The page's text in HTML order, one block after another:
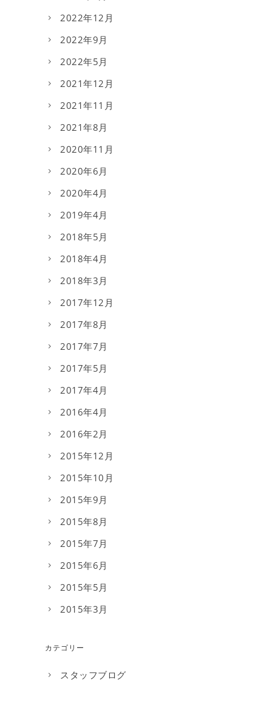
2022年12月
2022年9月
2022年5月
2021年12月
2021年11月
2021年8月
2020年11月
2020年6月
2020年4月
2019年4月
2018年5月
2018年4月
2018年3月
2017年12月
2017年8月
2017年7月
2017年5月
2017年4月
2016年4月
2016年2月
2015年12月
2015年10月
2015年9月
2015年8月
2015年7月
2015年6月
2015年5月
2015年3月
カテゴリー
スタッフブログ